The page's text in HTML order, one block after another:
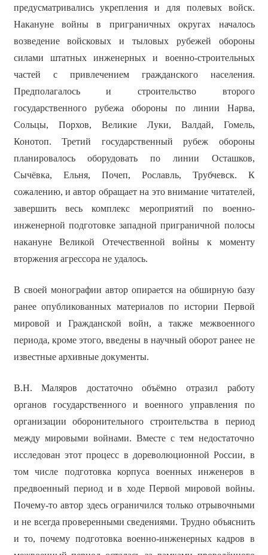
предусматривались укрепления и для полевых войск.
Накануне войны в приграничных округах началось
возведение войсковых и тыловых рубежей обороны
силами штатных инженерных и военно-строительных
частей с привлечением гражданского населения.
Предполагалось и строительство второго
государственного рубежа обороны по линии Нарва,
Сольцы, Порхов, Великие Луки, Валдай, Гомель,
Конотоп. Третий государственный рубеж обороны
планировалось оборудовать по линии Осташков,
Сычёвка, Ельня, Почеп, Рославль, Трубчевск. К
сожалению, и автор обращает на это внимание читателей,
завершить весь комплекс мероприятий по военно-
инженерной подготовке западной приграничной полосы
накануне Великой Отечественной войны к моменту
вторжения агрессора не удалось.
В своей монографии автор опирается на обширную базу
ранее опубликованных материалов по истории Первой
мировой и Гражданской войн, а также межвоенного
периода, кроме этого, введены в научный оборот ранее не
известные архивные документы.
В.Н. Маляров достаточно объёмно отразил работу
органов государственного и военного управления по
организации оборонительного строительства в период
между мировыми войнами. Вместе с тем недостаточно
исследован этот процесс в дореволюционной России, в
том числе подготовка корпуса военных инженеров в
предвоенный период и в ходе Первой мировой войны.
Почему-то автор здесь ограничился только отрывочными
и не всегда проверенными сведениями. Трудно объяснить
и то, почему подготовка военно-инженерных кадров в